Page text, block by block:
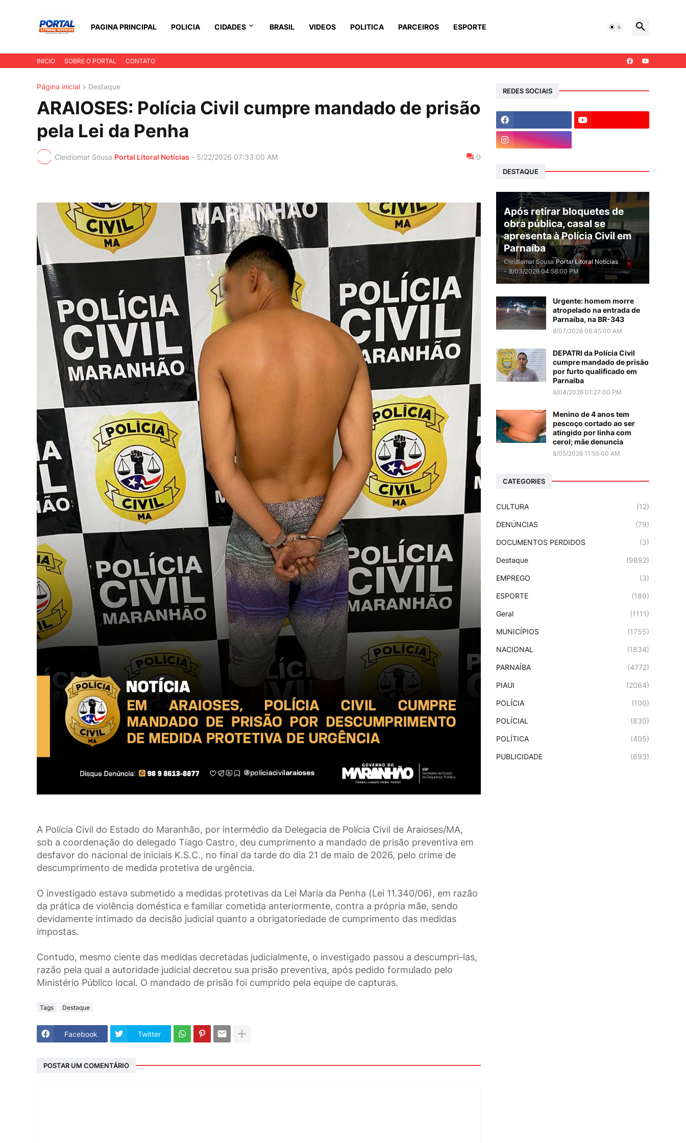
PAGINA PRINCIPAL POLICIA CIDADES BRASIL VIDEOS POLITICA PARCEIROS ESPORTE
INICIO SOBRE O PORTAL CONTATO
Página inicial Destaque
ARAIOSES: Polícia Civil cumpre mandado de prisão
pela Lei da Penha
Cleidiomar Sousa Portal Litoral Notícias - 5/22/2026 07:33:00 AM 0
A Polícia Civil do Estado do Maranhão, por intermédio da Delegacia de Polícia Civil de Araioses/MA,
sob a coordenação do delegado Tiago Castro, deu cumprimento a mandado de prisão preventiva em
desfavor do nacional de iniciais K.S.C., no final da tarde do dia 21 de maio de 2026, pelo crime de
descumprimento de medida protetiva de urgência.
O investigado estava submetido a medidas protetivas da Lei Maria da Penha (Lei 11.340/06), em razão
da prática de violência doméstica e familiar cometida anteriormente, contra a própria mãe, sendo
devidamente intimado da decisão judicial quanto a obrigatoriedade de cumprimento das medidas
impostas.
Contudo, mesmo ciente das medidas decretadas judicialmente, o investigado passou a descumpri-las,
razão pela qual a autoridade judicial decretou sua prisão preventiva, após pedido formulado pelo
Ministério Público local. O mandado de prisão foi cumprido pela equipe de capturas.
Tags Destaque
Facebook Twitter
POSTAR UM COMENTÁRIO
REDES SOCIAIS
DESTAQUE
Após retirar bloquetes de
obra pública, casal se
apresenta à Polícia Civil em
Parnaíba
Cleidiomar Sousa Portal Litoral Notícias
- 8/03/2026 04:58:00 PM
Urgente: homem morre
atropelado na entrada de
Parnaíba, na BR-343
8/07/2026 06:45:00 AM
DEPATRI da Polícia Civil
cumpre mandado de prisão
por furto qualificado em
Parnaíba
8/04/2026 01:27:00 PM
Menino de 4 anos tem
pescoço cortado ao ser
atingido por linha com
cerol; mãe denuncia
8/05/2026 11:55:00 AM
CATEGORIES
CULTURA (12)
DENÚNCIAS (79)
DOCUMENTOS PERDIDOS (3)
Destaque (9892)
EMPREGO (3)
ESPORTE (180)
Geral (1111)
MUNICÍPIOS (1755)
NACIONAL (1834)
PARNAÍBA (4772)
PIAUI (2064)
POLÍCIA (100)
POLÍCIAL (830)
POLÍTICA (405)
PUBLICIDADE (693)